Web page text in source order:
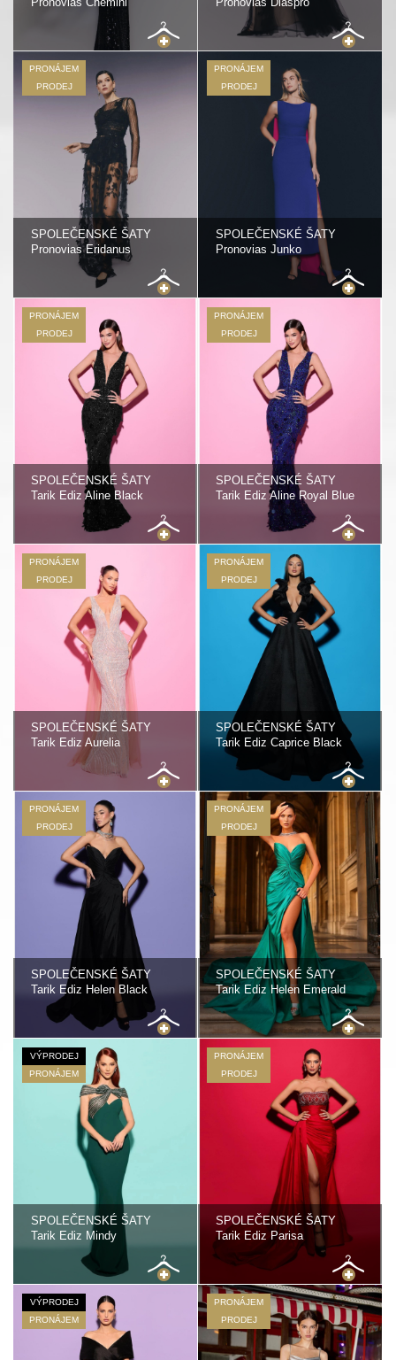
PRONÁJEM
PRODEJ
SPOLEČENSKÉ ŠATY
Pronovias Eridanus
PRONÁJEM
PRODEJ
SPOLEČENSKÉ ŠATY
Pronovias Junko
PRONÁJEM
PRODEJ
SPOLEČENSKÉ ŠATY
Tarik Ediz Aline Black
PRONÁJEM
PRODEJ
SPOLEČENSKÉ ŠATY
Tarik Ediz Aline Royal Blue
PRONÁJEM
PRODEJ
SPOLEČENSKÉ ŠATY
Tarik Ediz Aurelia
PRONÁJEM
PRODEJ
SPOLEČENSKÉ ŠATY
Tarik Ediz Caprice Black
PRONÁJEM
PRODEJ
SPOLEČENSKÉ ŠATY
Tarik Ediz Helen Black
PRONÁJEM
PRODEJ
SPOLEČENSKÉ ŠATY
Tarik Ediz Helen Emerald
VÝPRODEJ
PRONÁJEM
SPOLEČENSKÉ ŠATY
Tarik Ediz Mindy
PRONÁJEM
PRODEJ
SPOLEČENSKÉ ŠATY
Tarik Ediz Parisa
VÝPRODEJ
PRONÁJEM
PRONÁJEM
PRODEJ